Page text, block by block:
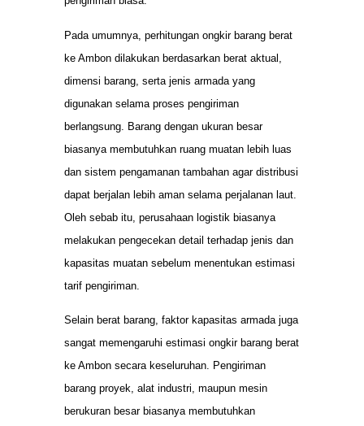
Pada umumnya, perhitungan ongkir barang berat
ke Ambon dilakukan berdasarkan berat aktual,
dimensi barang, serta jenis armada yang
digunakan selama proses pengiriman
berlangsung. Barang dengan ukuran besar
biasanya membutuhkan ruang muatan lebih luas
dan sistem pengamanan tambahan agar distribusi
dapat berjalan lebih aman selama perjalanan laut.
Oleh sebab itu, perusahaan logistik biasanya
melakukan pengecekan detail terhadap jenis dan
kapasitas muatan sebelum menentukan estimasi
tarif pengiriman.
Selain berat barang, faktor kapasitas armada juga
sangat memengaruhi estimasi ongkir barang berat
ke Ambon secara keseluruhan. Pengiriman
barang proyek, alat industri, maupun mesin
berukuran besar biasanya membutuhkan